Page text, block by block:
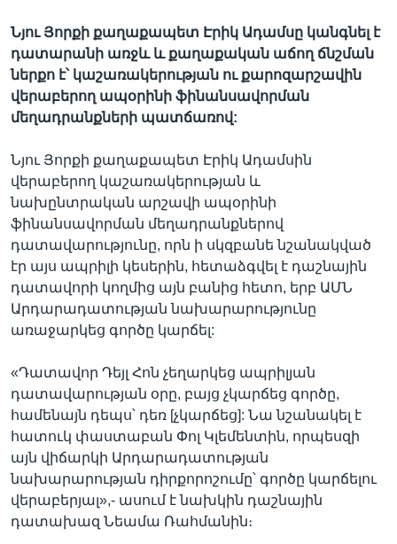
Նյու Յորքի քաղաքապետ Էրիկ Ադամսը կանգնել է
դատարանի առջև և քաղաքական աճող ճնշման
ներքո է՝ կաշառակերության ու քարոզարշավին
վերաբերող ապօրինի ֆինանսավորման
մեղադրանքների պատճառով:
Նյու Յորքի քաղաքապետ Էրիկ Ադամսին
վերաբերող կաշառակերության և
նախընտրական արշավի ապօրինի
ֆինանսավորման մեղադրանքներով
դատավարությունը, որն ի սկզբանե նշանակված
էր այս ապրիլի կեսերին, հետաձգվել է դաշնային
դատավորի կողմից այն բանից հետո, երբ ԱՄՆ
Արդարադատության նախարարությունը
առաջարկեց գործը կարճել:
«Դատավոր Դեյլ Հոն չեղարկեց ապրիլյան
դատավարության օրը, բայց չկարճեց գործը,
համենայն դեպս՝ դեռ [չկարճեց]: Նա նշանակել է
հատուկ փաստաբան Փոլ Կլեմենտին, որպեսզի
այն վիճարկի Արդարադատության
նախարարության դիրքորոշումը՝ գործը կարճելու
վերաբերյալ»,- ասում է նախկին դաշնային
դատախազ Նեամա Ռահմանին։